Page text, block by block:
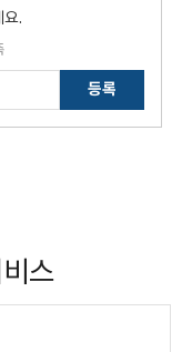
요.
등록
스